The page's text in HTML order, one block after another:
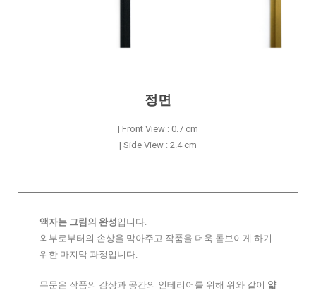
정면
| Front View : 0.7 cm
| Side View : 2.4 cm
액자는 그림의 완성입니다.
외부로부터의 손상을 막아주고 작품을 더욱 돋보이게 하기
위한 마지막 과정입니다.
무문은 작품의 감상과 공간의 인테리어를 위해 위와 같이 얇